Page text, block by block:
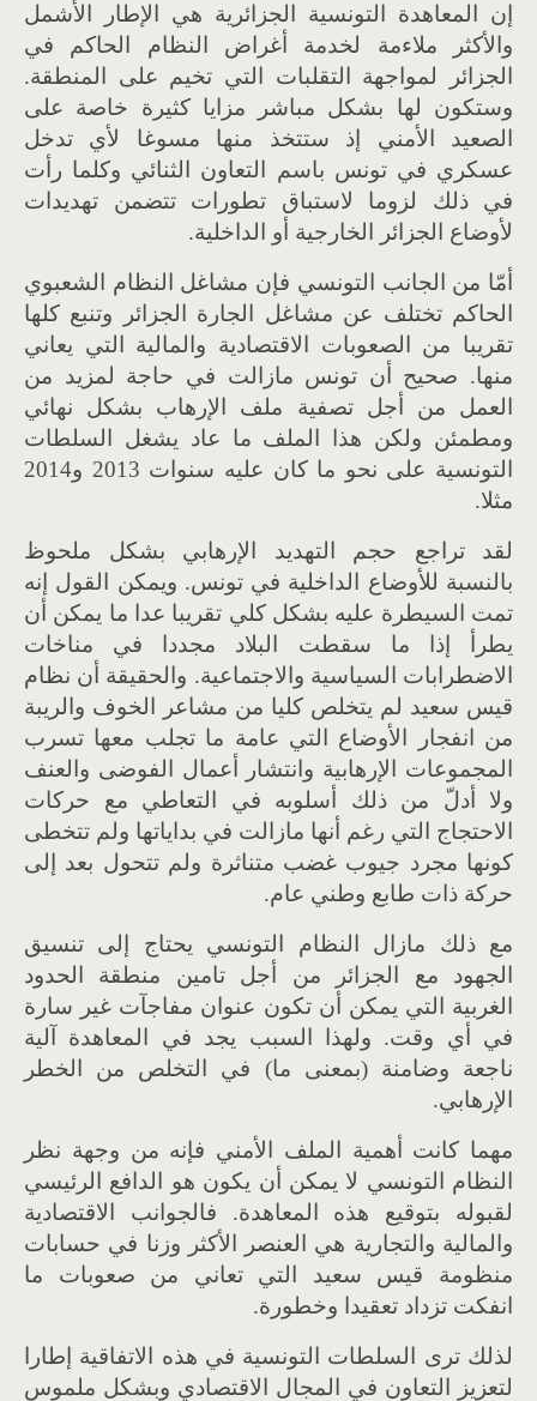
إن المعاهدة التونسية الجزائرية هي الإطار الأشمل
والأكثر ملاءمة لخدمة أغراض النظام الحاكم في
الجزائر لمواجهة التقلبات التي تخيم على المنطقة.
وستكون لها بشكل مباشر مزايا كثيرة خاصة على
الصعيد الأمني إذ ستتخذ منها مسوغا لأي تدخل
عسكري في تونس باسم التعاون الثنائي وكلما رأت
في ذلك لزوما لاستباق تطورات تتضمن تهديدات
لأوضاع الجزائر الخارجية أو الداخلية.
أمّا من الجانب التونسي فإن مشاغل النظام الشعبوي
الحاكم تختلف عن مشاغل الجارة الجزائر وتنبع كلها
تقريبا من الصعوبات الاقتصادية والمالية التي يعاني
منها. صحيح أن تونس مازالت في حاجة لمزيد من
العمل من أجل تصفية ملف الإرهاب بشكل نهائي
ومطمئن ولكن هذا الملف ما عاد يشغل السلطات
التونسية على نحو ما كان عليه سنوات 2013 و2014
مثلا.
لقد تراجع حجم التهديد الإرهابي بشكل ملحوظ
بالنسبة للأوضاع الداخلية في تونس. ويمكن القول إنه
تمت السيطرة عليه بشكل كلي تقريبا عدا ما يمكن أن
يطرأ إذا ما سقطت البلاد مجددا في مناخات
الاضطرابات السياسية والاجتماعية. والحقيقة أن نظام
قيس سعيد لم يتخلص كليا من مشاعر الخوف والريبة
من انفجار الأوضاع التي عامة ما تجلب معها تسرب
المجموعات الإرهابية وانتشار أعمال الفوضى والعنف
ولا أدلّ من ذلك أسلوبه في التعاطي مع حركات
الاحتجاج التي رغم أنها مازالت في بداياتها ولم تتخطى
كونها مجرد جيوب غضب متناثرة ولم تتحول بعد إلى
حركة ذات طابع وطني عام.
مع ذلك مازال النظام التونسي يحتاج إلى تنسيق
الجهود مع الجزائر من أجل تامين منطقة الحدود
الغربية التي يمكن أن تكون عنوان مفاجآت غير سارة
في أي وقت. ولهذا السبب يجد في المعاهدة آلية
ناجعة وضامنة (بمعنى ما) في التخلص من الخطر
الإرهابي.
مهما كانت أهمية الملف الأمني فإنه من وجهة نظر
النظام التونسي لا يمكن أن يكون هو الدافع الرئيسي
لقبوله بتوقيع هذه المعاهدة. فالجوانب الاقتصادية
والمالية والتجارية هي العنصر الأكثر وزنا في حسابات
منظومة قيس سعيد التي تعاني من صعوبات ما
انفكت تزداد تعقيدا وخطورة.
لذلك ترى السلطات التونسية في هذه الاتفاقية إطارا
لتعزيز التعاون في المجال الاقتصادي وبشكل ملموس